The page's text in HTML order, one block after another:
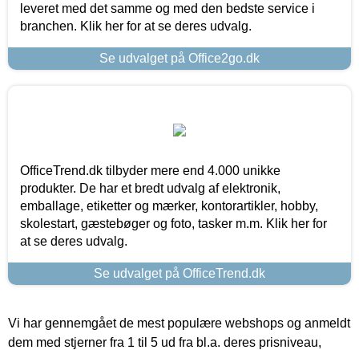
leveret med det samme og med den bedste service i
branchen. Klik her for at se deres udvalg.
Se udvalget på Office2go.dk
OfficeTrend.dk tilbyder mere end 4.000 unikke
produkter. De har et bredt udvalg af elektronik,
emballage, etiketter og mærker, kontorartikler, hobby,
skolestart, gæstebøger og foto, tasker m.m. Klik her for
at se deres udvalg.
Se udvalget på OfficeTrend.dk
Vi har gennemgået de mest populære webshops og anmeldt
dem med stjerner fra 1 til 5 ud fra bl.a. deres prisniveau,